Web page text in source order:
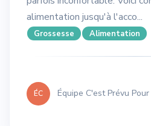
alimentation jusqu'à l'acco...
Grossesse Alimentation
ÉC Équipe C'est Prévu